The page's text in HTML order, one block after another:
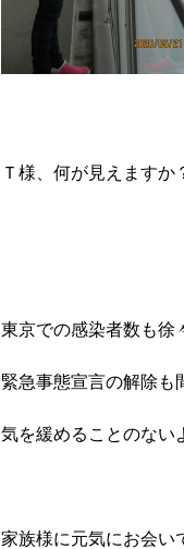
Ｔ様、何が見えますか
東京での感染者数も徐
緊急事態宣言の解除も
気を緩めることのない
家族様に元気にお会い